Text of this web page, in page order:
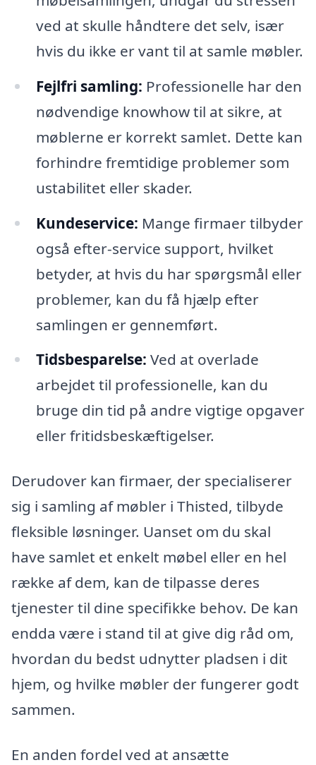
ved at skulle håndtere det selv, især
hvis du ikke er vant til at samle møbler.
Fejlfri samling: Professionelle har den
nødvendige knowhow til at sikre, at
møblerne er korrekt samlet. Dette kan
forhindre fremtidige problemer som
ustabilitet eller skader.
Kundeservice: Mange firmaer tilbyder
også efter-service support, hvilket
betyder, at hvis du har spørgsmål eller
problemer, kan du få hjælp efter
samlingen er gennemført.
Tidsbesparelse: Ved at overlade
arbejdet til professionelle, kan du
bruge din tid på andre vigtige opgaver
eller fritidsbeskæftigelser.
Derudover kan firmaer, der specialiserer
sig i samling af møbler i Thisted, tilbyde
fleksible løsninger. Uanset om du skal
have samlet et enkelt møbel eller en hel
række af dem, kan de tilpasse deres
tjenester til dine specifikke behov. De kan
endda være i stand til at give dig råd om,
hvordan du bedst udnytter pladsen i dit
hjem, og hvilke møbler der fungerer godt
sammen.
En anden fordel ved at ansætte